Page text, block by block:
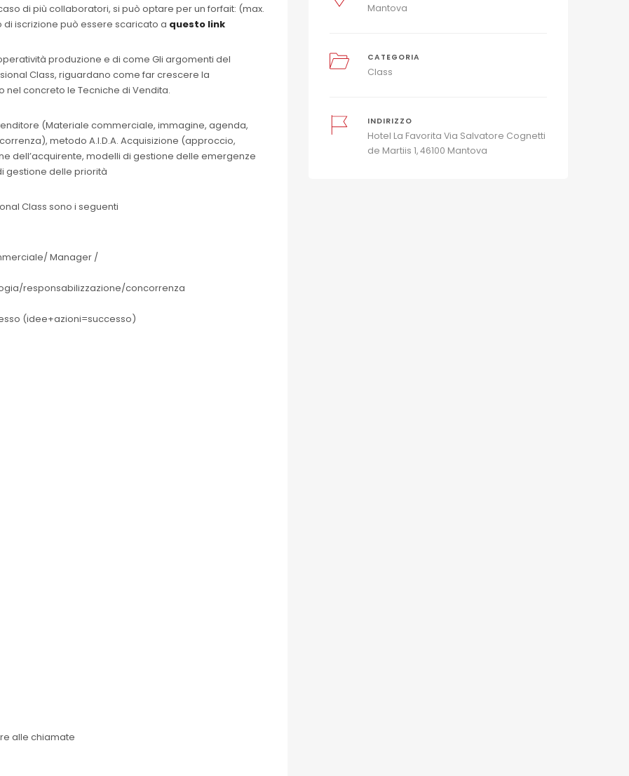
di più collaboratori, si può optare per un forfait: (max.
di iscrizione può essere scaricato a questo link
produzione e di come Gli argomenti del
Class, riguardano come far crescere la
concreto le Tecniche di Vendita.
(Materiale commerciale, immagine, agenda,
metodo A.I.D.A. Acquisizione (approccio,
dell’acquirente, modelli di gestione delle emergenze
gestione delle priorità
Class sono i seguenti
Manager /
responsabilizzazione/concorrenza
(idee+azioni=successo)
alle chiamate
Mantova
CATEGORIA
Class
INDIRIZZO
Hotel La Favorita Via Salvatore Cognetti
de Martiis 1, 46100 Mantova